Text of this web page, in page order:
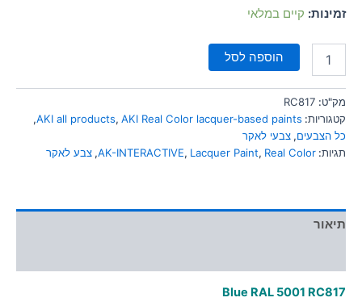
זמינות: קיים במלאי
הוספה לסל
מק"ט: RC817
קטגוריות:
AKI all products, AKI Real Color lacquer-based paints
,
כל הצבעים, צבעי לאקר
תגיות:
AK-INTERACTIVE, Lacquer Paint, Real Color
, צבע לאקר
תיאור
Blue RAL 5001 RC817